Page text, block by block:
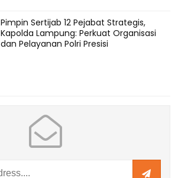
Pimpin Sertijab 12 Pejabat Strategis,
Kapolda Lampung: Perkuat Organisasi
dan Pelayanan Polri Presisi